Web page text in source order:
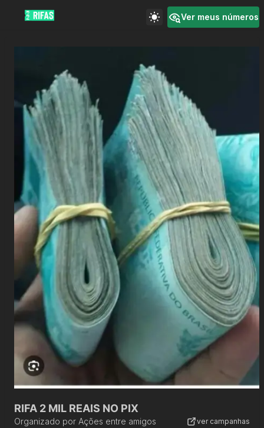
Ver meus números
RIFA 2 MIL REAIS NO PIX
Organizado por Ações entre amigos ver campanhas